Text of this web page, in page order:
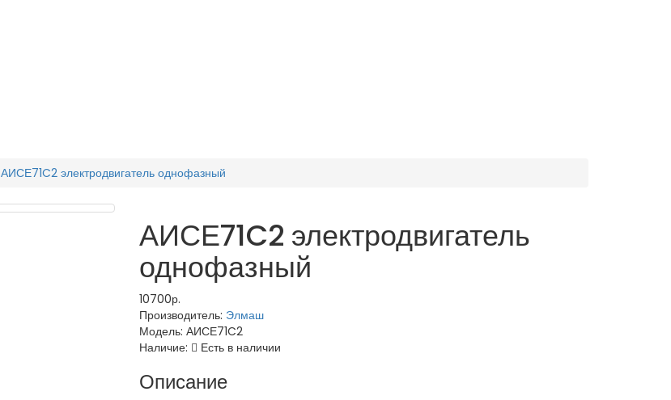
АИСЕ71C2 электродвигатель однофазный
АИСЕ71C2 электродвигатель
однофазный
10700р.
Производитель: Элмаш
Модель: АИСЕ71C2
Наличие:
Есть в наличии
Описание